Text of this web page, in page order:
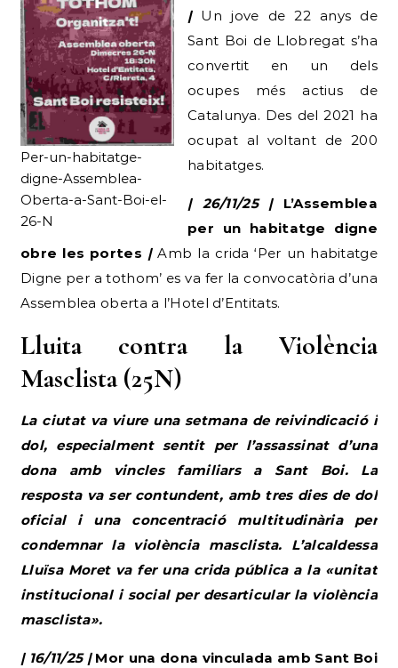
Per-un-habitatge-
digne-Assemblea-
Oberta-a-Sant-Boi-el-
26-N
|Un jove de 22 anys de
Sant Boi de Llobregat s’ha
convertit en un dels
ocupes més actius de
Catalunya. Des del 2021 ha
ocupat al voltant de 200
habitatges.
| 26/11/25 | L’Assemblea
per un habitatge digne
obre les portes |Amb la crida ‘Per un habitatge
Digne per a tothom’ es va fer la convocatòria d’una
Assemblea oberta a l’Hotel d’Entitats.
Lluita contra la Violència
Masclista (25N)
La ciutat va viure una setmana de reivindicació i
dol, especialment sentit per l’assassinat d’una
dona amb vincles familiars a Sant Boi. La
resposta va ser contundent, amb tres dies de dol
oficial i una concentració multitudinària per
condemnar la violència masclista. L’alcaldessa
Lluïsa Moret va fer una crida pública a la «unitat
institucional i social per desarticular la violència
masclista».
| 16/11/25 |Mor una dona vinculada amb Sant Boi